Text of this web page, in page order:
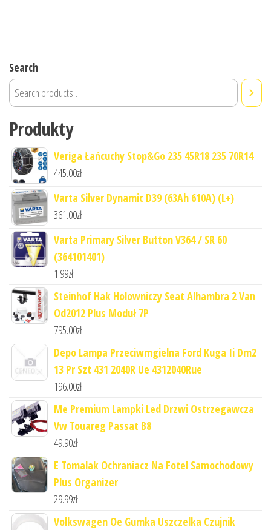
Search
Produkty
Veriga Łańcuchy Stop&Go 235 45R18 235 70R14
445.00zł
Varta Silver Dynamic D39 (63Ah 610A) (L+)
361.00zł
Varta Primary Silver Button V364 / SR 60
(364101401)
1.99zł
Steinhof Hak Holowniczy Seat Alhambra 2 Van
Od2012 Plus Moduł 7P
795.00zł
Depo Lampa Przeciwmgielna Ford Kuga Ii Dm2
13 Pr Szt 431 2040R Ue 4312040Rue
196.00zł
Me Premium Lampki Led Drzwi Ostrzegawcza
Vw Touareg Passat B8
49.90zł
E Tomalak Ochraniacz Na Fotel Samochodowy
Plus Organizer
29.99zł
Volkswagen Oe Gumka Uszczelka Czujnik